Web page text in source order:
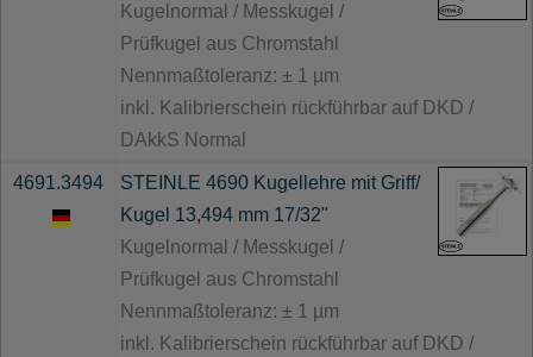
Kugelnormal / Messkugel /
Prüfkugel aus Chromstahl
Nennmaßtoleranz: ± 1 µm
inkl. Kalibrierschein rückführbar auf DKD /
DAkkS Normal
4691.3494
STEINLE 4690 Kugellehre mit Griff/
Kugel 13,494 mm 17/32"
Kugelnormal / Messkugel /
Prüfkugel aus Chromstahl
Nennmaßtoleranz: ± 1 µm
inkl. Kalibrierschein rückführbar auf DKD /